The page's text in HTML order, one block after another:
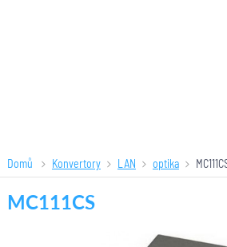
Domů Konvertory LAN optika
MC111CS